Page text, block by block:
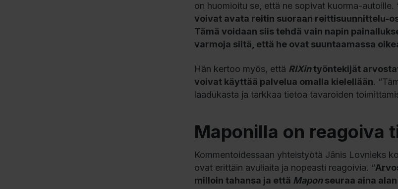
on huomioitu se, että ne sopivat kuorma-autoille.
voivat avata reitin suoraan reittisuunnittelu-
Tämä voidaan siis tehdä vain napin
varmoja siitä, että he ovat suuntaamassa
Hän kertoo myös, että RIXintyöntekijät
voivat käyttää palvelua omalla kielellään.
laadukasta ja tarkkaa tietoa tavaroiden
Maponilla on reagoiva
Kommentoidessaan yhteistyötä Jānis Lovnieks
ovat erittäin avuliaita ja nopeasti reagoivia. “
milloin tahansa ja että Maponseuraa aina